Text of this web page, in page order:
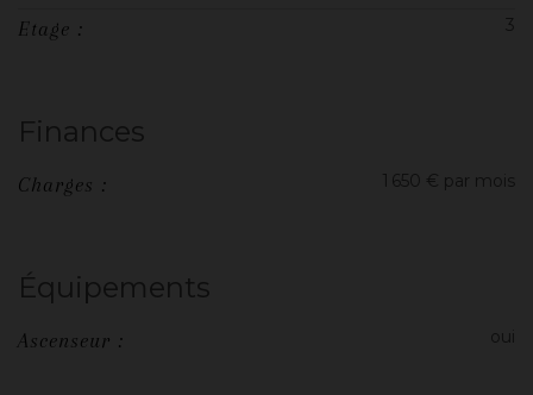
Etage : 3
Finances
Charges : 1 650 € par mois
Équipements
Ascenseur : oui